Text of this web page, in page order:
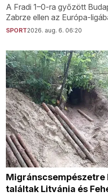
A Fradi 1–0-ra győzött
Zabrze ellen az Európa-
SPORT2026. aug. 6. 06:20
találtak Litvánia és